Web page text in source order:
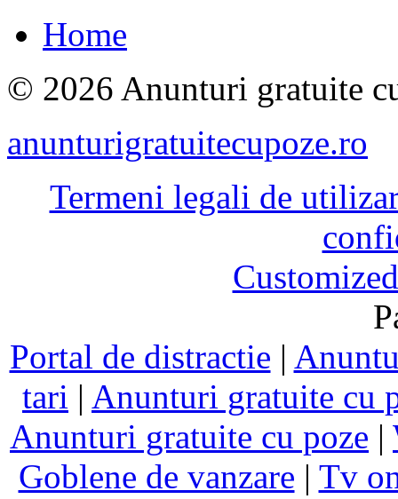
Home
© 2026 Anunturi gratuite
anunturigratuitecupoze.ro
Termeni legali de
Portal de distractie |
tari | Anunturi gratuite cu
Anunturi gratuite cu poze |
Goblene de vanzare | Tv